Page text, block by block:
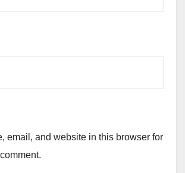
email, and website in this browser for